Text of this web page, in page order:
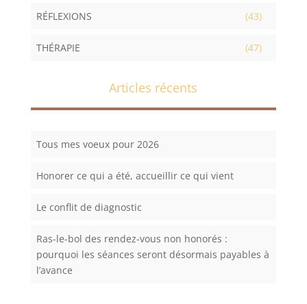
RÉFLEXIONS (43)
THÉRAPIE (47)
Articles récents
Tous mes voeux pour 2026
Honorer ce qui a été, accueillir ce qui vient
Le conflit de diagnostic
Ras-le-bol des rendez-vous non honorés :
pourquoi les séances seront désormais payables à
l’avance